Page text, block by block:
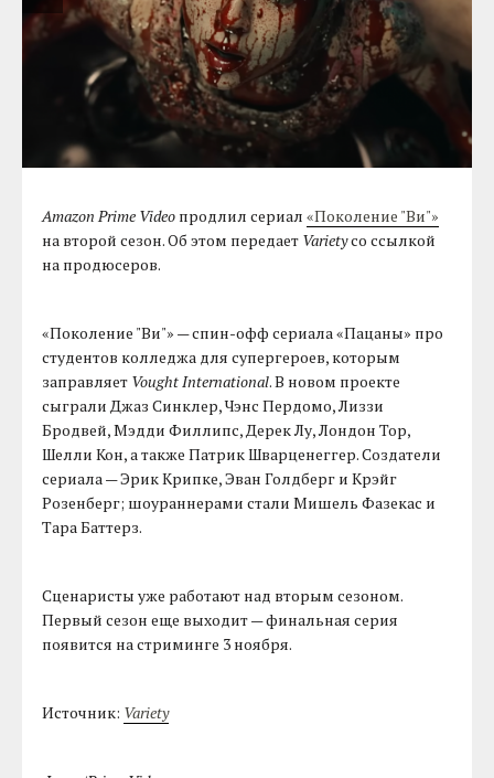
Amazon Prime Video продлил сериал«Поколение "Ви"»
на второй сезон. Об этом передает Varietyсо ссылкой
на продюсеров.
«Поколение "Ви"» — спин-офф сериала «Пацаны» про
студентов колледжа для супергероев, которым
заправляет Vought International. В новом проекте
сыграли Джаз Синклер, Чэнс Пердомо, Лиззи
Бродвей, Мэдди Филлипс, Дерек Лу, Лондон Тор,
Шелли Кон, а также Патрик Шварценеггер. Создатели
сериала — Эрик Крипке, Эван Голдберг и Крэйг
Розенберг; шоураннерами стали Мишель Фазекас и
Тара Баттерз.
Сценаристы уже работают над вторым сезоном.
Первый сезон еще выходит — финальная серия
появится на стриминге 3 ноября.
Источник: Variety